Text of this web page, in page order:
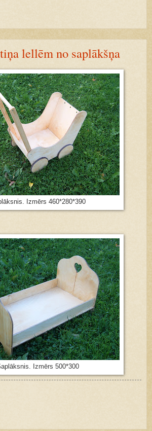
lellēm no saplākšņa
Izmērs 460*280*390
Izmērs 500*300